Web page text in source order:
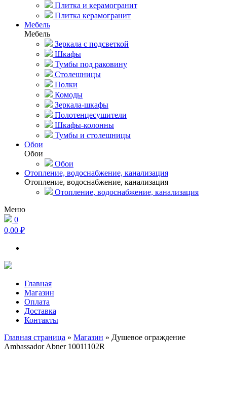
Плитка и керамогранит
Плитка керамогранит
Мебель
Мебель
Зеркала с подсветкой
Шкафы
Тумбы под раковину
Столешницы
Полки
Комоды
Зеркала-шкафы
Полотенцесушители
Шкафы-колонны
Тумбы и столешницы
Обои
Обои
Обои
Отопление, водоснабжение, канализация
Отопление, водоснабжение, канализация
Отопление, водоснабжение, канализация
Меню
0
0,00 ₽
Главная
Магазин
Оплата
Доставка
Контакты
Главная страница » Магазин » Душевое ограждение
Ambassador Abner 10011102R